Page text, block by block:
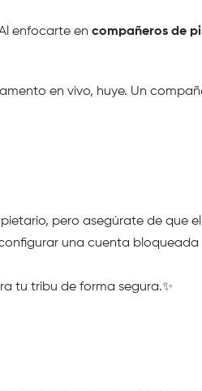
enfocarte en compañeros de
en vivo, huye. Un
pero asegúrate de que
una cuenta
tu tribu de forma segura.✨